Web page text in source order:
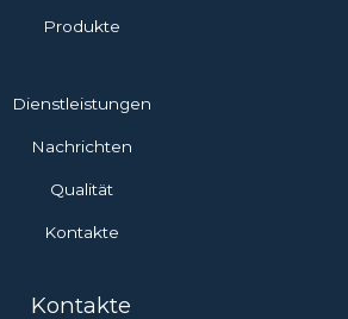
Produkte
Dienstleistungen
Nachrichten
Qualität
Kontakte
Kontakte